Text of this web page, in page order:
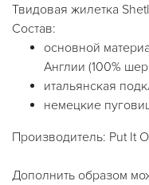
Твидовая жилетка
Состав:
основной
Англии (100%
итальянская
немецкие
Производитель: Put It
Дополнить образом